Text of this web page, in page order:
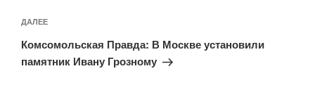
Следующая
запись
ДАЛЕЕ
Комсомольская Правда: В Москве установили
памятник Ивану Грозному